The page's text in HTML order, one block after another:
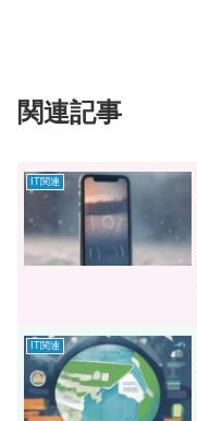
関連記事
IT関連
IT関連